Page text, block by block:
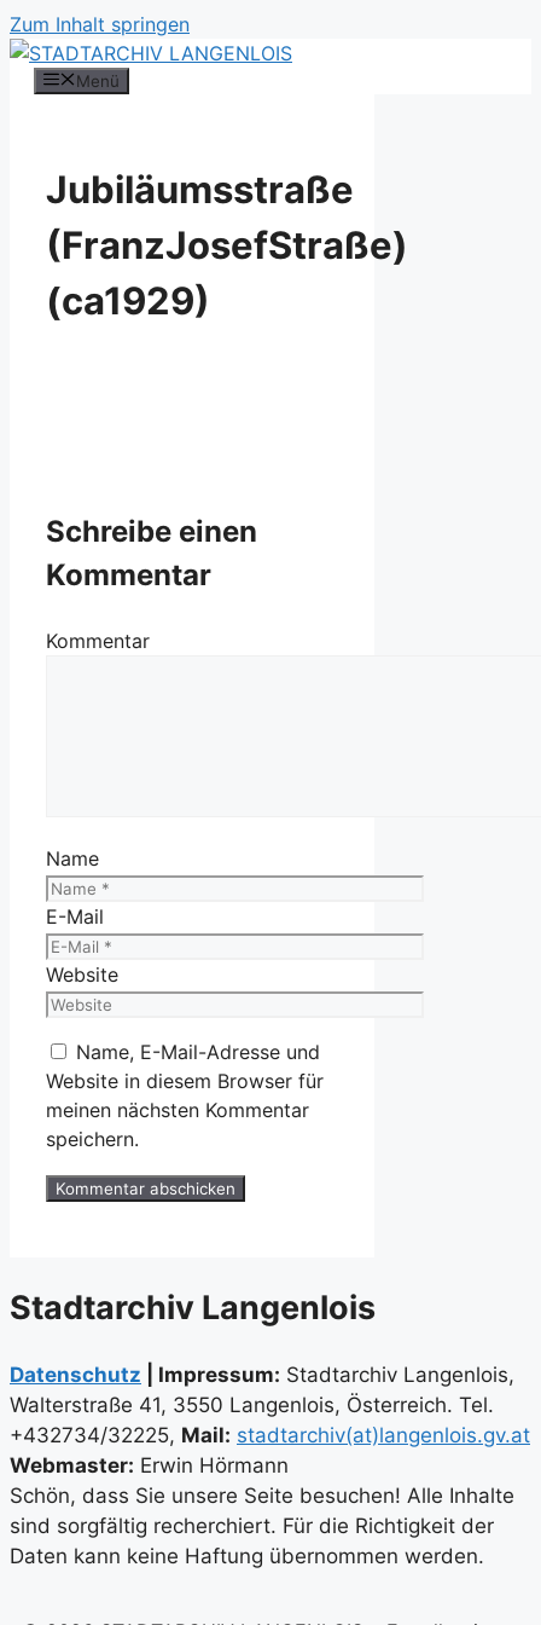
Zum Inhalt springen
Menü
Jubiläumsstraße
(FranzJosefStraße)
(ca1929)
Schreibe einen
Kommentar
Kommentar
Name
E-Mail
Website
Name, E-Mail-Adresse und
Website in diesem Browser für
meinen nächsten Kommentar
speichern.
Stadtarchiv Langenlois
Datenschutz | Impressum: Stadtarchiv Langenlois,
Walterstraße 41, 3550 Langenlois, Österreich. Tel.
+432734/32225, Mail: stadtarchiv(at)langenlois.gv.at
Webmaster: Erwin Hörmann
Schön, dass Sie unsere Seite besuchen! Alle Inhalte
sind sorgfältig recherchiert. Für die Richtigkeit der
Daten kann keine Haftung übernommen werden.